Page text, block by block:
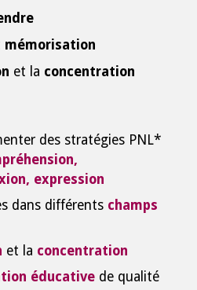
mémorisation
et la concentration
des stratégies PNL*
expression
dans différents champs
et la concentration
éducative de qualité